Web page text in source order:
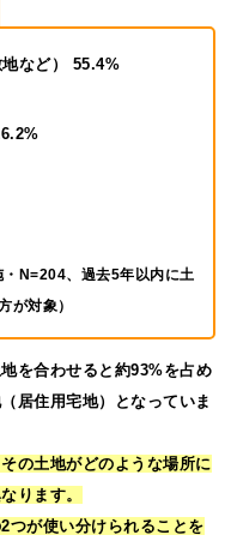
など） 55.4%
N=204、過去5年以内に土
が対象）
を合わせると約93%を占め
居住用宅地）となっていま
の土地がどのような場所に
ります。
つが使い分けられることを